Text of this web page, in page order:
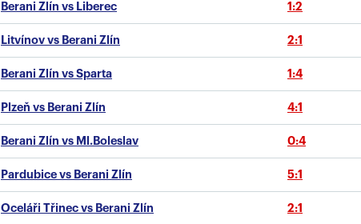
Berani Zlín vs Liberec 1:2
Litvínov vs Berani Zlín 2:1
Berani Zlín vs Sparta 1:4
Plzeň vs Berani Zlín 4:1
Berani Zlín vs Ml.Boleslav 0:4
Pardubice vs Berani Zlín 5:1
Oceláři Třinec vs Berani Zlín 2:1